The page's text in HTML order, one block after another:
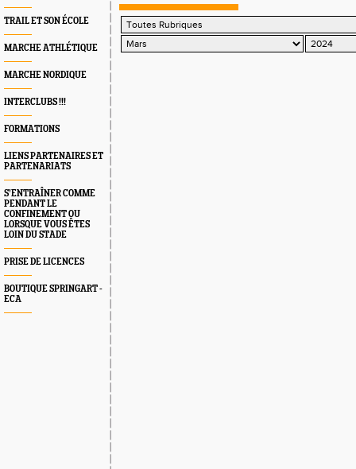
TRAIL ET SON ÉCOLE
MARCHE ATHLÉTIQUE
MARCHE NORDIQUE
INTERCLUBS !!!
FORMATIONS
LIENS PARTENAIRES ET
PARTENARIATS
S’ENTRAÎNER COMME
PENDANT LE
CONFINEMENT OU
LORSQUE VOUS ÊTES
LOIN DU STADE
PRISE DE LICENCES
BOUTIQUE SPRINGART -
ECA